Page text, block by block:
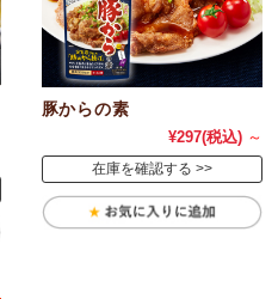
豚からの素
¥297(税込) ～
在庫を確認する